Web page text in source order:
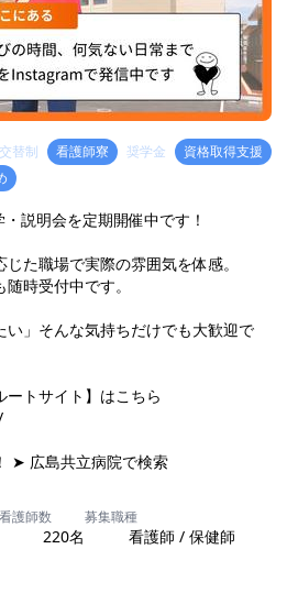
替制 看護師寮 奨学金
資格取得支援
説明会を定期開催中です！
た職場で実際の雰囲気を体感。
時受付中です。
い」そんな気持ちだけでも大歓迎で
トサイト】はこちら
➤ 広島共立病院で検索
看護師数
220名
募集職種
看護師 / 保健師